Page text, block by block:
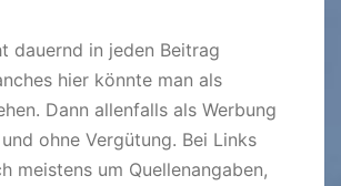
dauernd in jeden Beitrag
hier könnte man als
Dann allenfalls als Werbung
ohne Vergütung. Bei Links
meistens um Quellenangaben,